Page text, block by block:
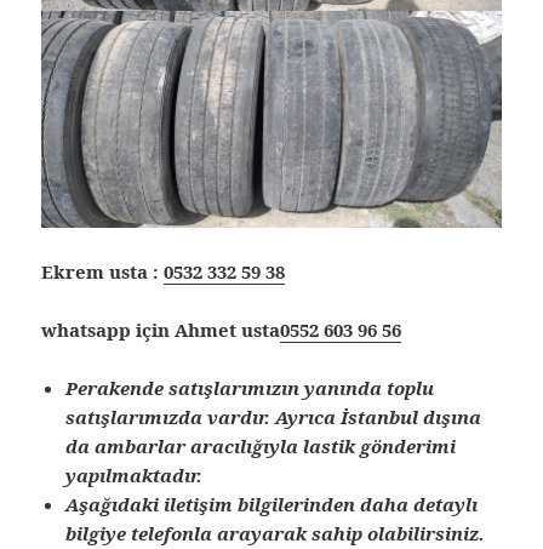
Ekrem usta :0532 332 59 38
whatsapp için Ahmet usta0552 603 96 56
Perakende satışlarımızın yanında toplu
satışlarımızda vardır. Ayrıca İstanbul dışına
da ambarlar aracılığıyla lastik gönderimi
yapılmaktadır.
Aşağıdaki iletişim bilgilerinden daha detaylı
bilgiye telefonla arayarak sahip olabilirsiniz.